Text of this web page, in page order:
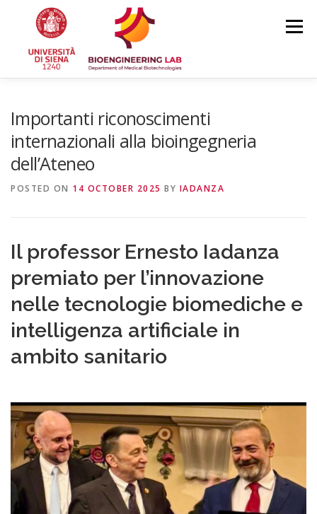
Menu
PUBLICATIONS
Importanti riconoscimenti
internazionali alla bioingegneria
dell’Ateneo
POSTED ON 14 OCTOBER 2025 BY IADANZA
Il professor Ernesto Iadanza
premiato per l’innovazione
nelle tecnologie biomediche e
intelligenza artificiale in
ambito sanitario